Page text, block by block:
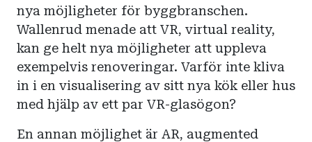
nya möjligheter för byggbranschen.
Wallenrud menade att VR, virtual reality,
kan ge helt nya möjligheter att uppleva
exempelvis renoveringar. Varför inte kliva
in i en visualisering av sitt nya kök eller hus
med hjälp av ett par VR-glasögon?
En annan möjlighet är AR, augmented